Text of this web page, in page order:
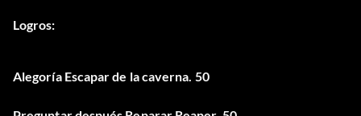
Logros:
Alegoría Escapar de la caverna. 50